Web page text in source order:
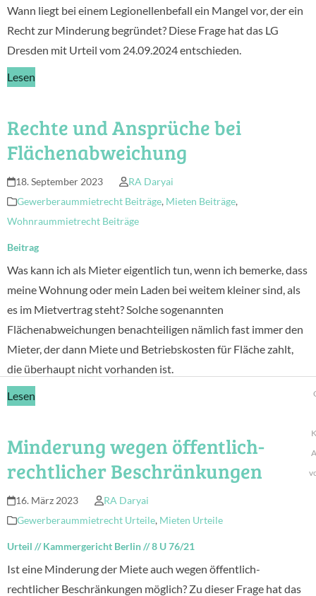
Wann liegt bei einem Legionellenbefall ein Mangel vor, der ein
Recht zur Minderung begründet? Diese Frage hat das LG
Dresden mit Urteil vom 24.09.2024 entschieden.
Lesen
Rechte und Ansprüche bei
Flächenabweichung
18. September 2023
RA Daryai
Gewerberaummietrecht Beiträge, Mieten Beiträge,
Wohnraummietrecht Beiträge
Beitrag
Was kann ich als Mieter eigentlich tun, wenn ich bemerke, dass
meine Wohnung oder mein Laden bei weitem kleiner sind, als
es im Mietvertrag steht? Solche sogenannten
Flächenabweichungen benachteiligen nämlich fast immer den
Mieter, der dann Miete und Betriebskosten für Fläche zahlt,
die überhaupt nicht vorhanden ist.
Lesen
Minderung wegen öffentlich-
rechtlicher Beschränkungen
16. März 2023
RA Daryai
Gewerberaummietrecht Urteile, Mieten Urteile
Urteil //Kammergericht Berlin//8 U 76/21
Ist eine Minderung der Miete auch wegen öffentlich-
rechtlicher Beschränkungen möglich? Zu dieser Frage hat das